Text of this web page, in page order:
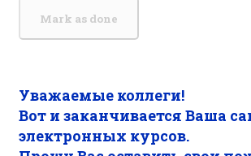
Mark as done
Уважаемые коллеги!
Вот и заканчивается Ваша
электронных курсов.